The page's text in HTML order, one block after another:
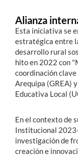
Alianza
Esta iniciativa se
estratégica entre
desarrollo rural
hito en 2022 con
coordinación clave
Arequipa (GREA)
Educativa Local
En el contexto de
Institucional
investigación de
creación e